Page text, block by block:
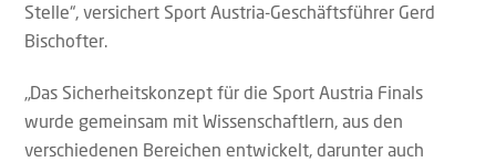
Stelle“, versichert Sport Austria-Geschäftsführer Gerd
Bischofter.
„Das Sicherheitskonzept für die Sport Austria Finals
wurde gemeinsam mit Wissenschaftlern, aus den
verschiedenen Bereichen entwickelt, darunter auch